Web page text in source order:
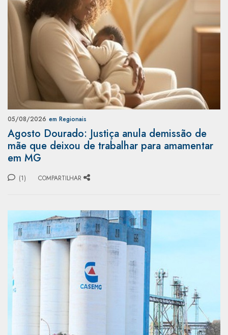
05/08/2026 em Regionais
Agosto Dourado: Justiça anula demissão de
mãe que deixou de trabalhar para amamentar
em MG
(1) COMPARTILHAR